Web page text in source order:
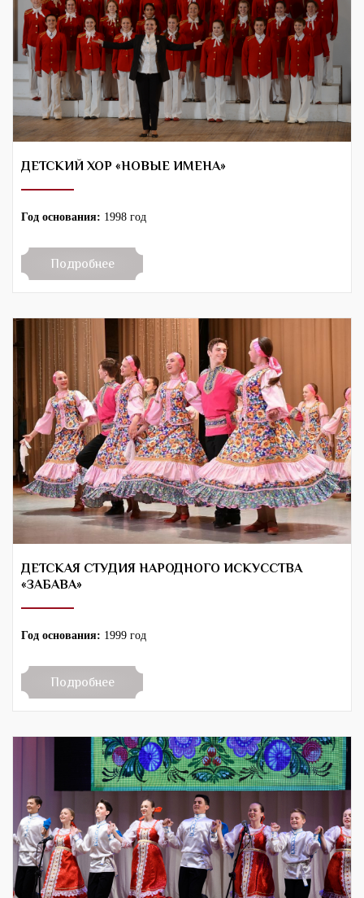
ДЕТСКИЙ ХОР «НОВЫЕ ИМЕНА»
Год основания: 1998 год
Подробнее
ДЕТСКАЯ СТУДИЯ НАРОДНОГО ИСКУССТВА
«ЗАБАВА»
Год основания: 1999 год
Подробнее